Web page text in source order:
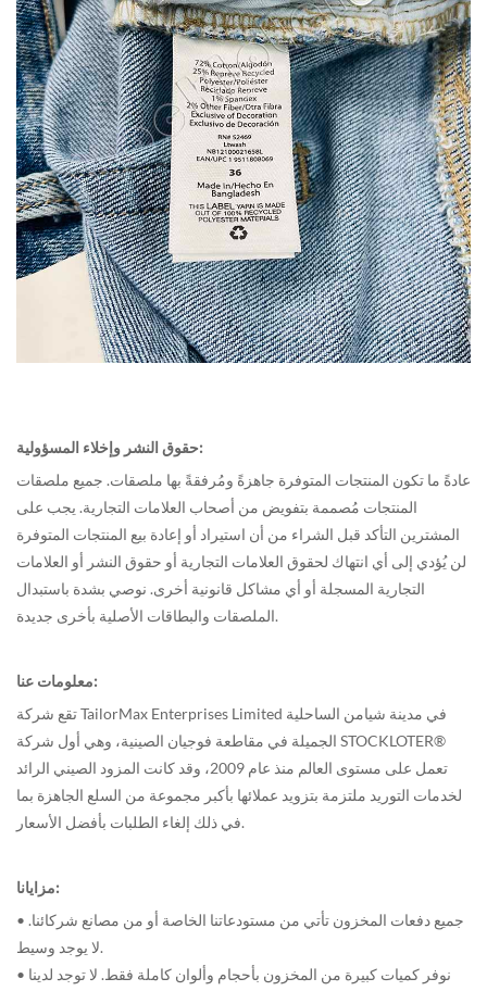
حقوق النشر وإخلاء المسؤولية:
عادةً ما تكون المنتجات المتوفرة جاهزةً ومُرفقةً بها ملصقات. جميع ملصقات
المنتجات مُصممة بتفويض من أصحاب العلامات التجارية. يجب على
المشترين التأكد قبل الشراء من أن استيراد أو إعادة بيع المنتجات المتوفرة
لن يُؤدي إلى أي انتهاك لحقوق العلامات التجارية أو حقوق النشر أو العلامات
التجارية المسجلة أو أي مشاكل قانونية أخرى. نوصي بشدة باستبدال
الملصقات والبطاقات الأصلية بأخرى جديدة.
معلومات عنا:
تقع شركة TailorMax Enterprises Limited في مدينة شيامن الساحلية
الجميلة في مقاطعة فوجيان الصينية، وهي أول شركة STOCKLOTER®
تعمل على مستوى العالم منذ عام 2009، وقد كانت المزود الصيني الرائد
لخدمات التوريد ملتزمة بتزويد عملائها بأكبر مجموعة من السلع الجاهزة بما
في ذلك إلغاء الطلبات بأفضل الأسعار.
مزايانا:
• جميع دفعات المخزون تأتي من مستودعاتنا الخاصة أو من مصانع شركائنا.
لا يوجد وسيط.
• نوفر كميات كبيرة من المخزون بأحجام وألوان كاملة فقط. لا توجد لدينا